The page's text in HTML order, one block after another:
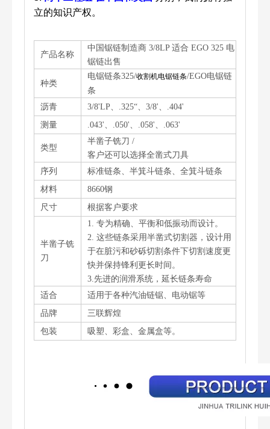
立的知识产权。
产品名称
中国锯链制造商 3/8LP 适合 EGO 325 电
锯链出售
种类
电锯链条325/收割机电锯链条/EGO电锯链
条
沥青
3/8'LP、.325“、3/8'、.404'
测量
.043'、.050'、.058'、.063'
类型
半凿子铣刀 /
客户还可以选择全凿式刀具
序列
标准链条、半箕斗链条、全箕斗链条
材料
8660钢
尺寸
根据客户要求
半凿子铣
刀
1. 专为精确、平衡和低振动而设计。
2. 这些链条采用半凿式切割器，设计用
于在脏污和砂砾切割条件下切割速度更
快并保持锋利更长时间。
3.先进的润滑系统，延长链条寿命
适合
适用于各种汽油链锯、电动锯等
品牌
三联辉煌
包装
吸塑、彩盒、金属盒等。